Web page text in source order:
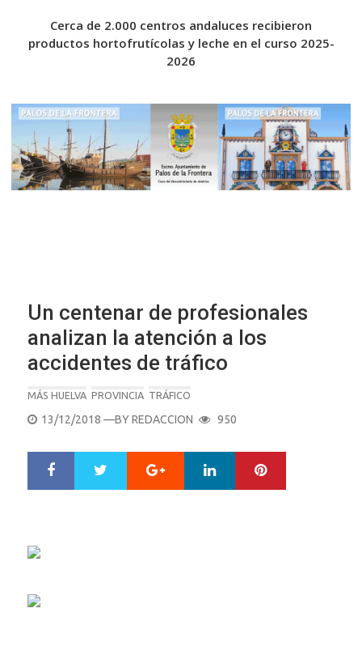
Cerca de 2.000 centros andaluces recibieron
productos hortofrutícolas y leche en el curso 2025-
2026
Un centenar de profesionales
analizan la atención a los
accidentes de tráfico
MÁS HUELVA PROVINCIA TRÁFICO
POSTED
13/12/2018 —BYREDACCION 950
Google+ LinkedIn